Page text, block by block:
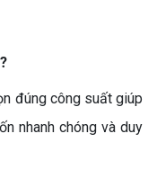
đúng công suất giúp
nhanh chóng và duy